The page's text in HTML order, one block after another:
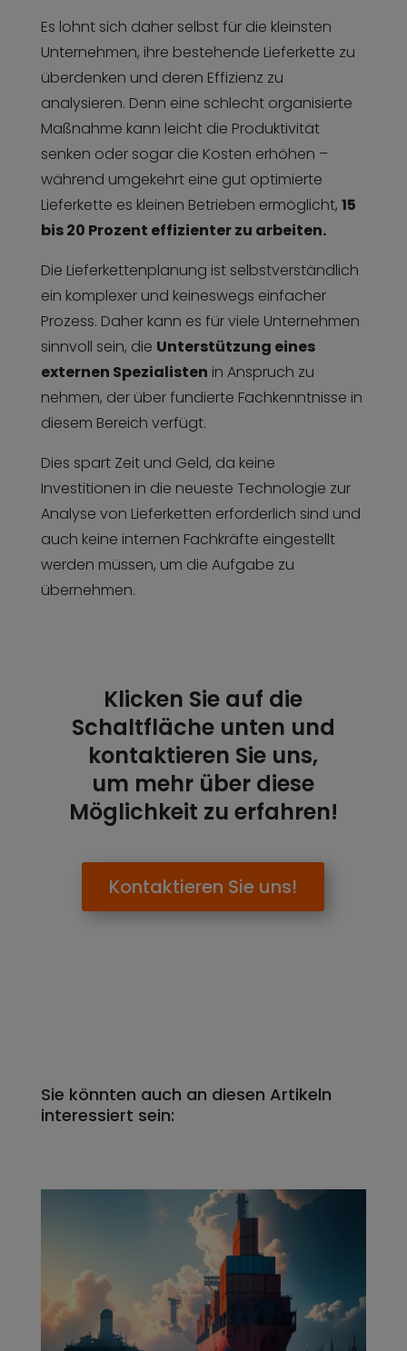
Es lohnt sich daher selbst für die kleinsten
Unternehmen, ihre bestehende Lieferkette zu
überdenken und deren Effizienz zu
analysieren. Denn eine schlecht organisierte
Maßnahme kann leicht die Produktivität
senken oder sogar die Kosten erhöhen –
während umgekehrt eine gut optimierte
Lieferkette es kleinen Betrieben ermöglicht, 15
bis 20 Prozent effizienter zu arbeiten.
Die Lieferkettenplanung ist selbstverständlich
ein komplexer und keineswegs einfacher
Prozess. Daher kann es für viele Unternehmen
sinnvoll sein, die Unterstützung eines
externen Spezialisten in Anspruch zu
nehmen, der über fundierte Fachkenntnisse in
diesem Bereich verfügt.
Dies spart Zeit und Geld, da keine
Investitionen in die neueste Technologie zur
Analyse von Lieferketten erforderlich sind und
auch keine internen Fachkräfte eingestellt
werden müssen, um die Aufgabe zu
übernehmen.
Klicken Sie auf die
Schaltfläche unten und
kontaktieren Sie uns,
um mehr über diese
Möglichkeit zu erfahren!
Kontaktieren Sie uns!
Sie könnten auch an diesen Artikeln
interessiert sein: